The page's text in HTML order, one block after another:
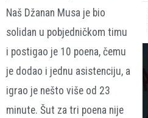
Naš Džanan Musa je bio
solidan u pobjedničkom timu
i postigao je 10 poena, čemu
je dodao i jednu asistenciju, a
igrao je nešto više od 23
minute. Šut za tri poena nije